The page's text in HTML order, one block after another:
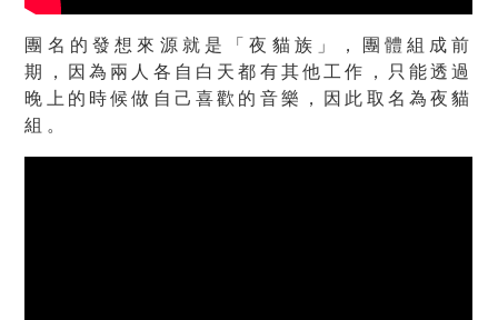
團名的發想來源就是「夜貓族」，團體組成前
期，因為兩人各自白天都有其他工作，只能透過
晚上的時候做自己喜歡的音樂，因此取名為夜貓
組。